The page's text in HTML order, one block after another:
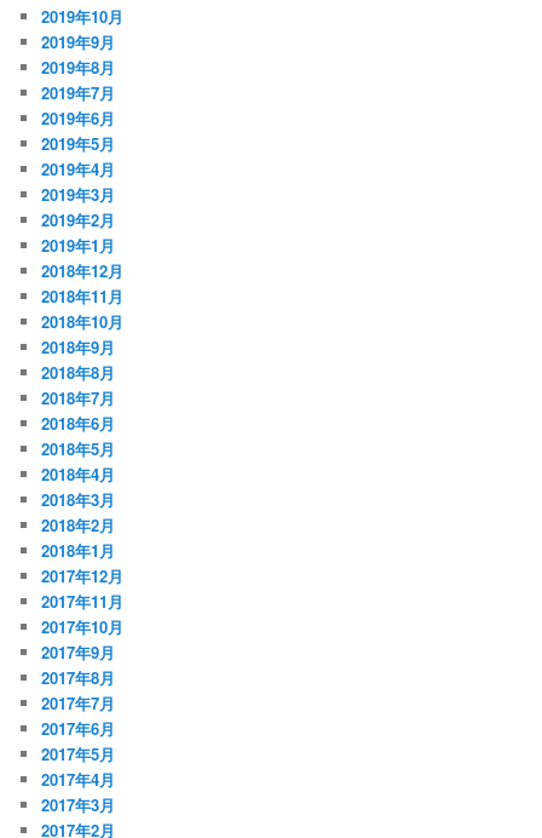
2019年10月
2019年9月
2019年8月
2019年7月
2019年6月
2019年5月
2019年4月
2019年3月
2019年2月
2019年1月
2018年12月
2018年11月
2018年10月
2018年9月
2018年8月
2018年7月
2018年6月
2018年5月
2018年4月
2018年3月
2018年2月
2018年1月
2017年12月
2017年11月
2017年10月
2017年9月
2017年8月
2017年7月
2017年6月
2017年5月
2017年4月
2017年3月
2017年2月